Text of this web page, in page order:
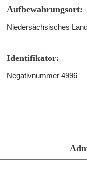
Aufbewahrungsort:
Niedersächsisches
Identifikator:
Negativnummer 4996